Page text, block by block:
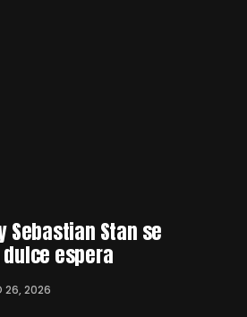
Sebastian Stan se
espera
26, 2026